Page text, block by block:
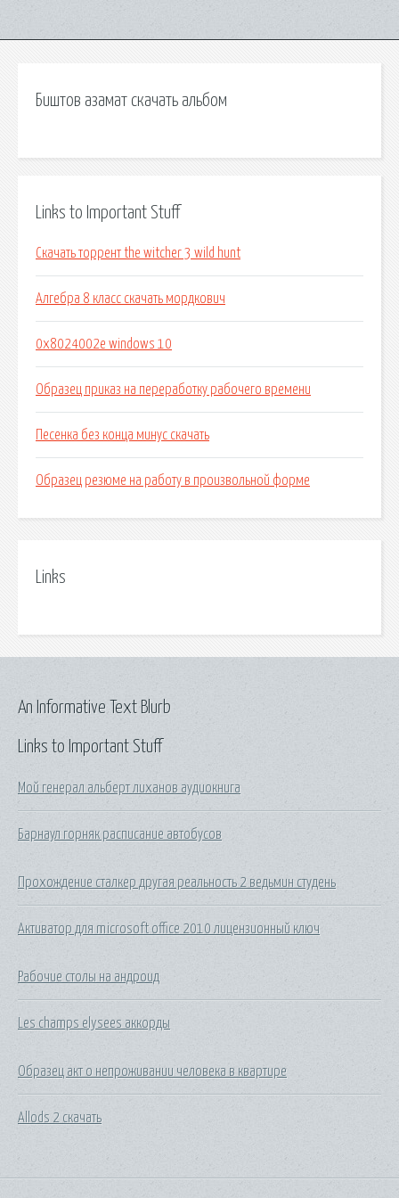
Биштов азамат скачать альбом
Links to Important Stuff
Скачать торрент the witcher 3 wild hunt
Алгебра 8 класс скачать мордкович
0x8024002e windows 10
Образец приказ на переработку рабочего времени
Песенка без конца минус скачать
Образец резюме на работу в произвольной форме
Links
Links to Important Stuff
Мой генерал альберт лиханов аудиокнига
Барнаул горняк расписание автобусов
Прохождение сталкер другая реальность 2 ведьмин студень
Активатор для microsoft office 2010 лицензионный ключ
Рабочие столы на андроид
Les champs elysees аккорды
Образец акт о непроживании человека в квартире
Allods 2 скачать
An Informative Text Blurb